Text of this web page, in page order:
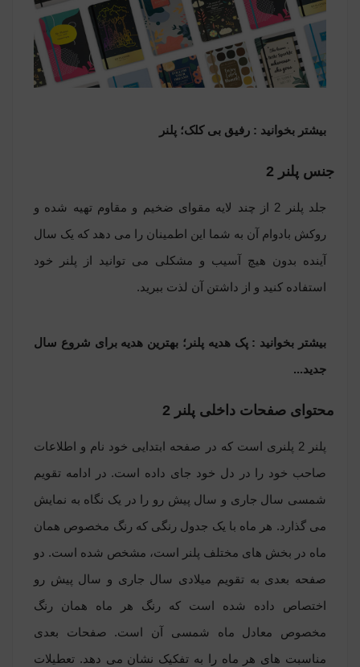
بیشتر بخوانید : رفیق بی کلک؛ پلنر
جنس پلنر 2
جلد پلنر 2 از چند لایه مقوای ضخیم و مقاوم تهیه شده و
روکش بادوام آن به شما این اطمینان را می دهد که یک سال
آینده بدون هیچ آسیب و مشکلی می توانید از پلنر خود
استفاده کنید و از داشتن آن لذت ببرید.
بیشتر بخوانید :پک هدیه پلنر؛ بهترین هدیه برای شروع سال
جدید...
محتوای صفحات داخلی پلنر 2
پلنر 2
پلنری است که در صفحه ابتدایی خود نام و اطلاعات
صاحب خود را در دل خود جای داده است. در ادامه تقویم
شمسی سال جاری و سال پیش رو را در یک نگاه به نمایش
می گذارد. هر ماه با یک جدول رنگی که رنگ مخصوص همان
ماه در بخش های مختلف پلنر است، مشخص شده است. دو
صفحه بعدی به تقویم میلادی سال جاری و سال پیش رو
اختصاص داده شده است که رنگ هر ماه همان رنگ
مخصوص معادل ماه شمسی آن است. صفحات بعدی
مناسبت های هر ماه را به تفکیک نشان می دهد. تعطیلات